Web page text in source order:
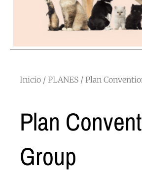
Inicio / PLANES / Plan
Plan
Group